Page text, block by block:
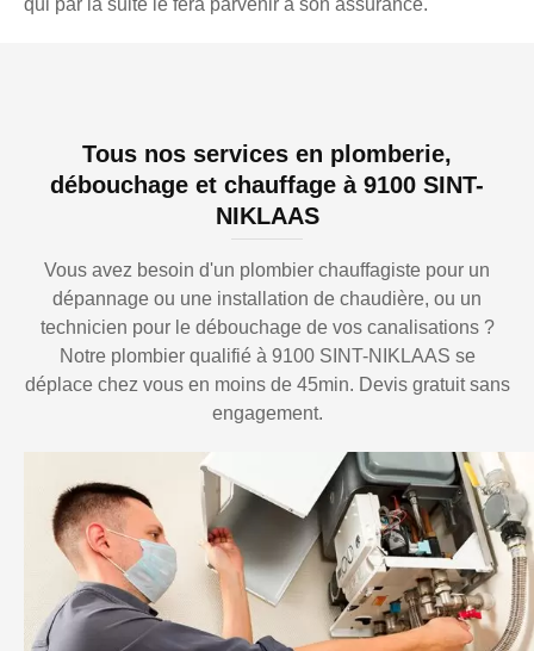
Tous nos services en plomberie,
débouchage et chauffage à 9100 SINT-
NIKLAAS
Vous avez besoin d'un plombier chauffagiste pour un
dépannage ou une installation de chaudière, ou un
technicien pour le débouchage de vos canalisations ?
Notre plombier qualifié à 9100 SINT-NIKLAAS se
déplace chez vous en moins de 45min. Devis gratuit sans
engagement.